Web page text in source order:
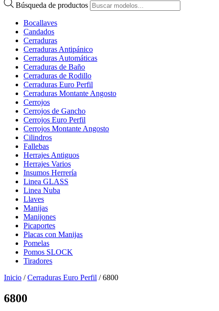
Búsqueda de productos
Bocallaves
Candados
Cerraduras
Cerraduras Antipánico
Cerraduras Automáticas
Cerraduras de Baño
Cerraduras de Rodillo
Cerraduras Euro Perfil
Cerraduras Montante Angosto
Cerrojos
Cerrojos de Gancho
Cerrojos Euro Perfil
Cerrojos Montante Angosto
Cilindros
Fallebas
Herrajes Antiguos
Herrajes Varios
Insumos Herrería
Linea GLASS
Linea Nuba
Llaves
Manijas
Manijones
Picaportes
Placas con Manijas
Pomelas
Pomos SLOCK
Tiradores
Inicio /Cerraduras Euro Perfil / 6800
6800